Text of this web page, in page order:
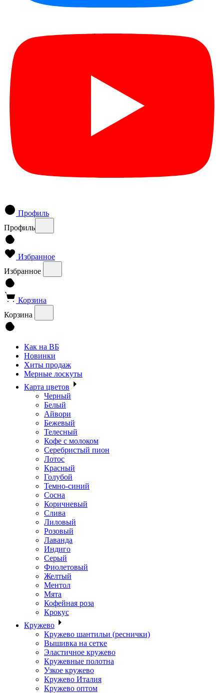
Профиль
Профиль
Избранное
Избранное
Корзина
Корзина
Как на ВБ
Новинки
Хиты продаж
Мерные лоскуты
Карта цветов
Черный
Белый
Айвори
Бежевый
Телесный
Кофе с молоком
Серебристый пион
Лотос
Красный
Голубой
Темно-синий
Сосна
Коричневый
Слива
Лиловый
Розовый
Лаванда
Индиго
Серый
Фиолетовый
Желтый
Ментол
Мята
Кофейная роза
Крокус
Кружево
Кружево шантильи (реснички)
Вышивка на сетке
Эластичное кружево
Кружевные полотна
Узкое кружево
Кружево Италия
Кружево оптом